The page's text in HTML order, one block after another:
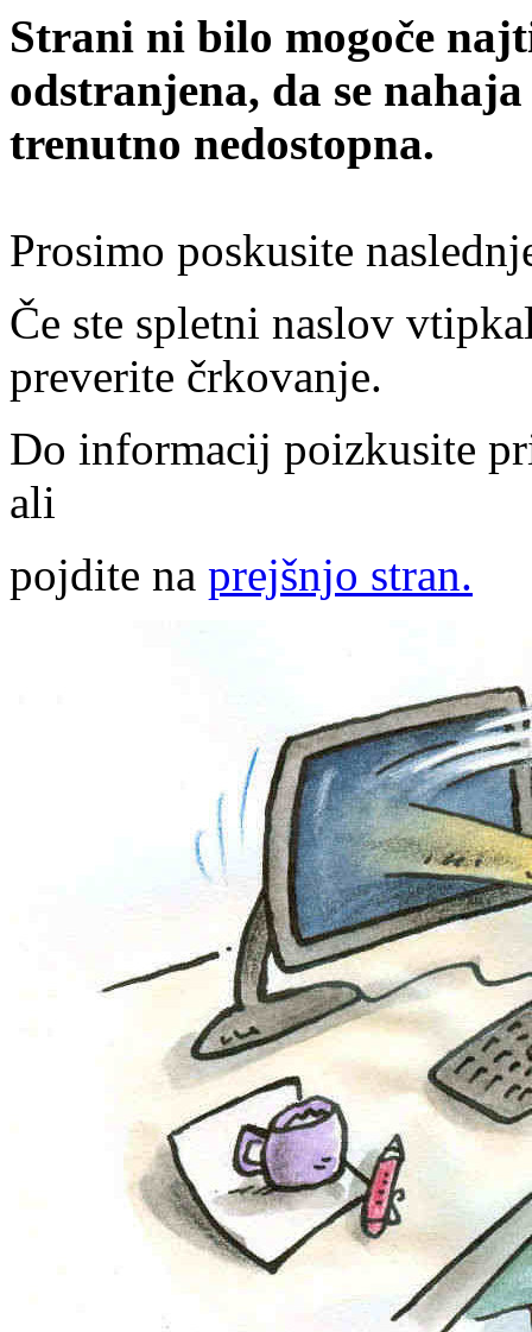
Strani ni bilo mogoče
odstranjena, da se
trenutno nedostopna.
Prosimo poskusite
Če ste spletni naslov
preverite črkovanje.
Do informacij poizkusite
ali
pojdite na prejšnjo stran.